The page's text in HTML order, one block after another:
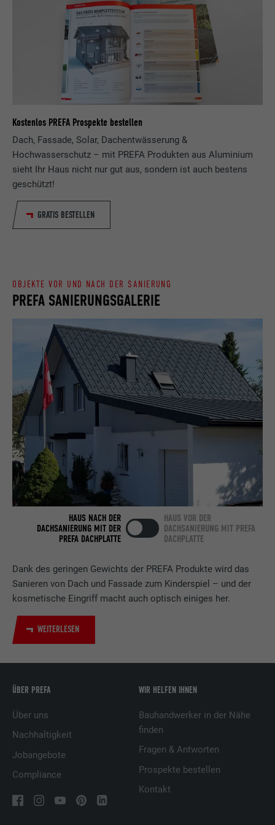
Kostenlos PREFA Prospekte bestellen
Dach, Fassade, Solar, Dachentwässerung &
Hochwasserschutz – mit PREFA Produkten aus Aluminium
sieht Ihr Haus nicht nur gut aus, sondern ist auch bestens
geschützt!
GRATIS BESTELLEN
Dank des geringen Gewichts der PREFA Produkte wird das
Sanieren von Dach und Fassade zum Kinderspiel – und der
kosmetische Eingriff macht auch optisch einiges her.
WEITERLESEN
PREFA SANIERUNGSGALERIE
OBJEKTE VOR UND NACH DER SANIERUNG
HAUS NACH DER
DACHSANIERUNG MIT DER
PREFA DACHPLATTE
HAUS VOR DER
DACHSANIERUNG MIT PREFA
DACHPLATTE
ÜBER PREFA
Über uns
Nachhaltigkeit
Jobangebote
Compliance
WIR HELFEN IHNEN
Bauhandwerker in der Nähe
finden
Fragen & Antworten
Prospekte bestellen
Kontakt
Registriert eine eindeutige ID, die verwendet
wird, um statistische Daten dazu, wieder
Besucher die Website nutzt, zu generieren.
Laufzeit 90 Tage
Zweck
Wird testweise gesetzt, um zu prüfen, ob
Identifikationsmerkmale.
lang
ads.linkedin.com
Sitzung
Speichert die vom Benutzer ausgewählte
Sprach version einer Webseite.
LinkedIn
Laufzeit Sitzung
Eingestellt von LinkedIn, wenn eine
Name bcookie
Anbieter LinkedIn
Laufzeit 2 Jahre
Zweck
Verwendet vom Social-Networking-Dienst
LinkedIn für die Verfolgung der
Verwendung von eingebetteten
Name bscookie
Anbieter LinkedIn
2 Jahre
Zweck
Verwendung von eingebetteten
Dienstleistungen.
Name
Laufzeit
Zweck
Wird verwendet, um Besucher auf
mehreren Webseiten zu verfolgen, um
Präferenzen des Besuchers zu
Name